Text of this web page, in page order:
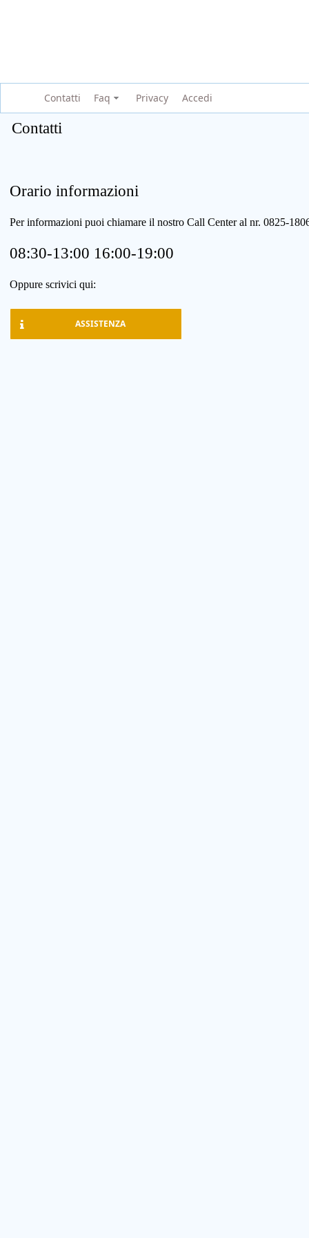
Contatti Faq Privacy Accedi
Contatti
Orario informazioni
Per informazioni puoi chiamare il nostro Call Center al nr. 0825-
08:30-13:00 16:00-19:00
Oppure scrivici qui:
ASSISTENZA